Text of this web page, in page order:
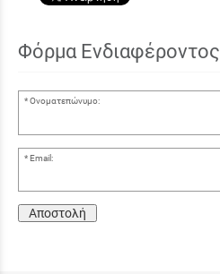
Φόρμα Ενδιαφέροντος
Ονοματεπώνυμο:
Email:
Αποστολή